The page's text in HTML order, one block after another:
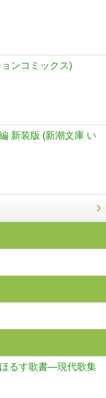
ンコミックス)
新装版 (新潮文庫 い
るす歌書―現代歌集